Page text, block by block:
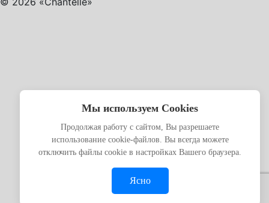
Мы используем Cookies
Продолжая работу с сайтом, Вы разрешаете
использование cookie-файлов. Вы всегда можете
отключить файлы cookie в настройках Вашего браузера.
Ясно